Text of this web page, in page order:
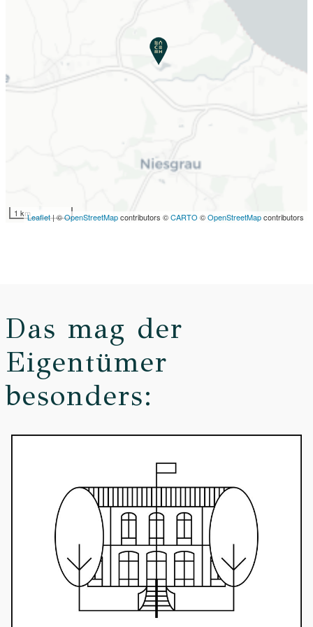
– auf Gut Oestergaard bleiben keine Wünsche offen.
Wie wäre es mit einem langen Spaziergang entlang
der prächtigen Getreide- und Rapsfelder, sowie der
nahegelegenen Naturstrände? Oder möchten Sie das
Land lieber mit dem Fahrrad oder auf dem
Pferderücken erkunden? Ganz egal wie – starten Sie
großen Hof und entdecken Sie die Schönheit
Schleswig-Holsteins! Sie dürfen uns gerne glauben,
1 kmLeaflet| ©OpenStreetMapcontributors ©CARTO ©OpenStreetMapcontributors
Das mag der
Eigentümer
besonders: